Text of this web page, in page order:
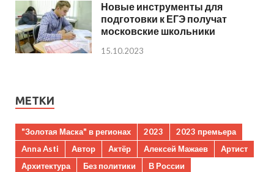
Новые инструменты для
подготовки к ЕГЭ получат
московские школьники
15.10.2023
МЕТКИ
"Золотая Маска" в регионах 2023
2023 премьера
Anna Asti
Автор Актёр Алексей Мажаев
Артист
Архитектура
Без политики
В России